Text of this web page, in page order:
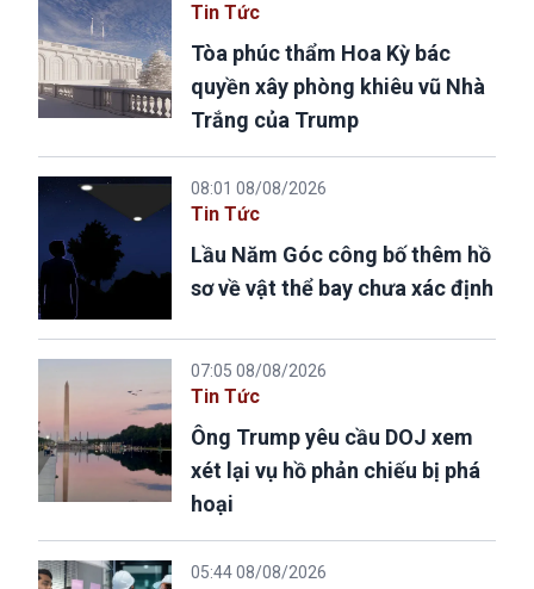
Tin Tức
Tòa phúc thẩm Hoa Kỳ bác
quyền xây phòng khiêu vũ Nhà
Trắng của Trump
08:01 08/08/2026
Tin Tức
Lầu Năm Góc công bố thêm hồ
sơ về vật thể bay chưa xác định
07:05 08/08/2026
Tin Tức
Ông Trump yêu cầu DOJ xem
xét lại vụ hồ phản chiếu bị phá
hoại
05:44 08/08/2026